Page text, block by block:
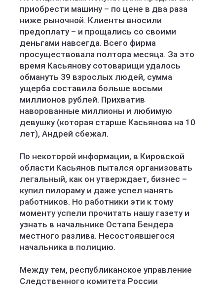
приобрести машину – по цене в два раза
ниже рыночной. Клиенты вносили
предоплату – и прощались со своими
деньгами навсегда. Всего фирма
просуществовала полтора месяца. За это
время Касьянову сотоварищи удалось
обмануть 39 взрослых людей, сумма
ущерба составила больше восьми
миллионов рублей. Прихватив
наворованные миллионы и любимую
девушку (которая старше Касьянова на 10
лет), Андрей сбежал.
По некоторой информации, в Кировской
области Касьянов пытался организовать
легальный, как он утверждает, бизнес –
купил пилораму и даже успел нанять
работников. Но работники эти к тому
моменту успели прочитать нашу газету и
узнать в начальнике Остапа Бендера
местного разлива. Несостоявшегося
начальника в полицию.
Между тем, республиканское управление
Следственного комитета России